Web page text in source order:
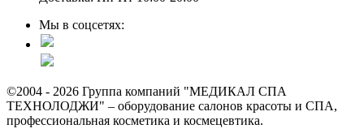
Мы в соцсетях:
©2004 - 2026 Группа компаний "МЕДИКАЛ СПА
ТЕХНОЛОДЖИ" – оборудование салонов красоты и СПА,
профессиональная косметика и космецевтика.